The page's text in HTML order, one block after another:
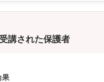
講された保護者
果